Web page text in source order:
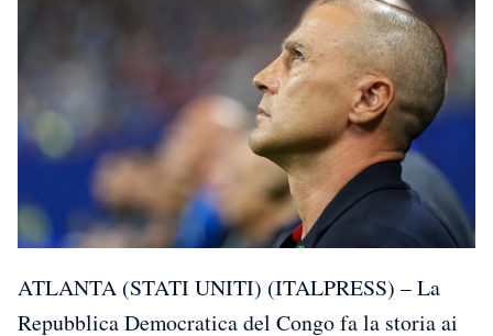
ATLANTA (STATI UNITI) (ITALPRESS) – La
Repubblica Democratica del Congo fa la storia ai